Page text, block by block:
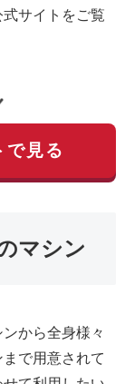
サイトをご覧
で見る
マシン
から全身様々
で用意されて